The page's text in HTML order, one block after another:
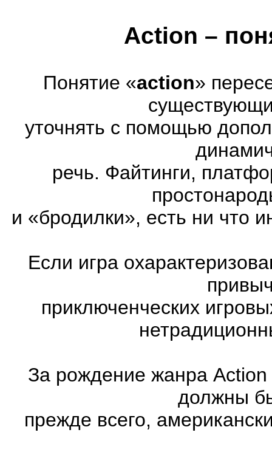
Action –
Понятие «action»
уточнять с помощью
речь. Файтинги,
и «бродилки», есть ни что
Если игра
приключенческих
За рождение жанра
должны
прежде всего,